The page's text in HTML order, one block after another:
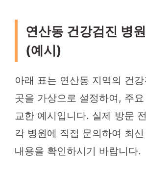
연산동 건강검진 병
(예시)
아래 표는 연산동 지역의 건
곳을 가상으로 설정하여, 주
교한 예시입니다. 실제 방문
각 병원에 직접 문의하여 최
내용을 확인하시기 바랍니다.